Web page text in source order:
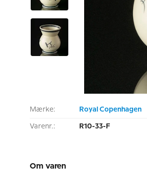
Mærke: Royal Copenhagen
Varenr.: R10-33-F
Om varen